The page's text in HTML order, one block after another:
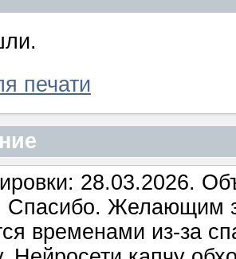
печати
28.03.2026.
Спасибо. Желающим
временами из-за